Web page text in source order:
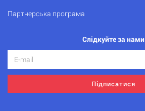
Партнерська програма
Слідкуйте за нами
Підписатися